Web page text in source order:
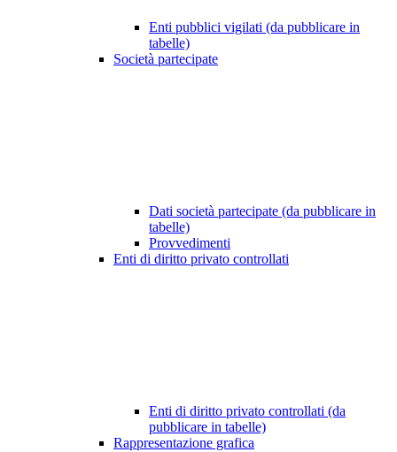
Enti pubblici vigilati (da pubblicare in
tabelle)
Società partecipate
Dati società partecipate (da pubblicare in
tabelle)
Provvedimenti
Enti di diritto privato controllati
Enti di diritto privato controllati (da
pubblicare in tabelle)
Rappresentazione grafica